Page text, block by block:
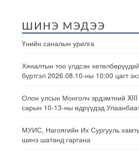
ШИНЭ МЭДЭЭ
Үнийн саналын урилга
Хяналтын тоо үлдсэн
бүртгэл 2026.08.10-ны 10:00 цагт
Олон улсын Монголч эрдэмтний XIII
сарын 10-13-ны өдрүүдэд
МУИС, Нагоягийн Их Сургууль
шинэ шатанд гаргана